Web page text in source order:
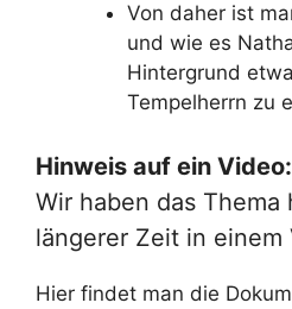
Von daher ist
und wie es
Hintergrund
Tempelherrn zu
Hinweis auf ein Video:
Wir haben das Thema
längerer Zeit in
Hier findet man die